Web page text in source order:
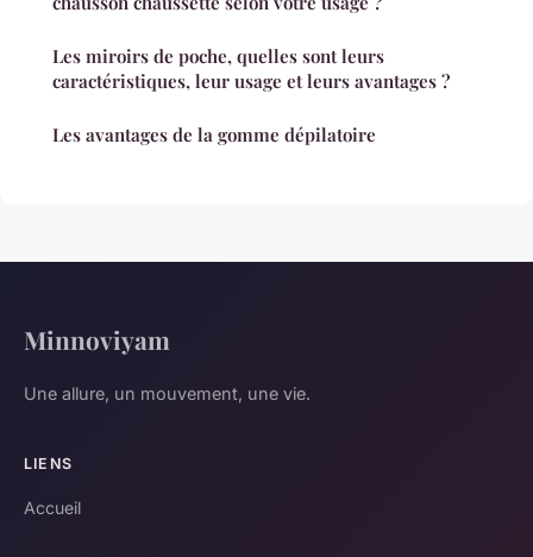
Les miroirs de poche, quelles sont leurs
caractéristiques, leur usage et leurs avantages ?
Les avantages de la gomme dépilatoire
Minnoviyam
Une allure, un mouvement, une vie.
LIENS
Accueil